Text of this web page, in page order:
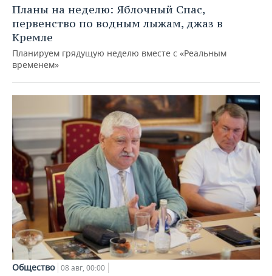
Планы на неделю: Яблочный Спас,
первенство по водным лыжам, джаз в
Кремле
Планируем грядущую неделю вместе с «Реальным
временем»
Общество 08 авг, 00:00